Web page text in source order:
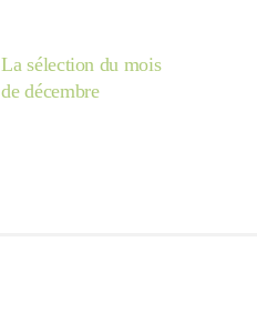
La sélection du mois
de décembre